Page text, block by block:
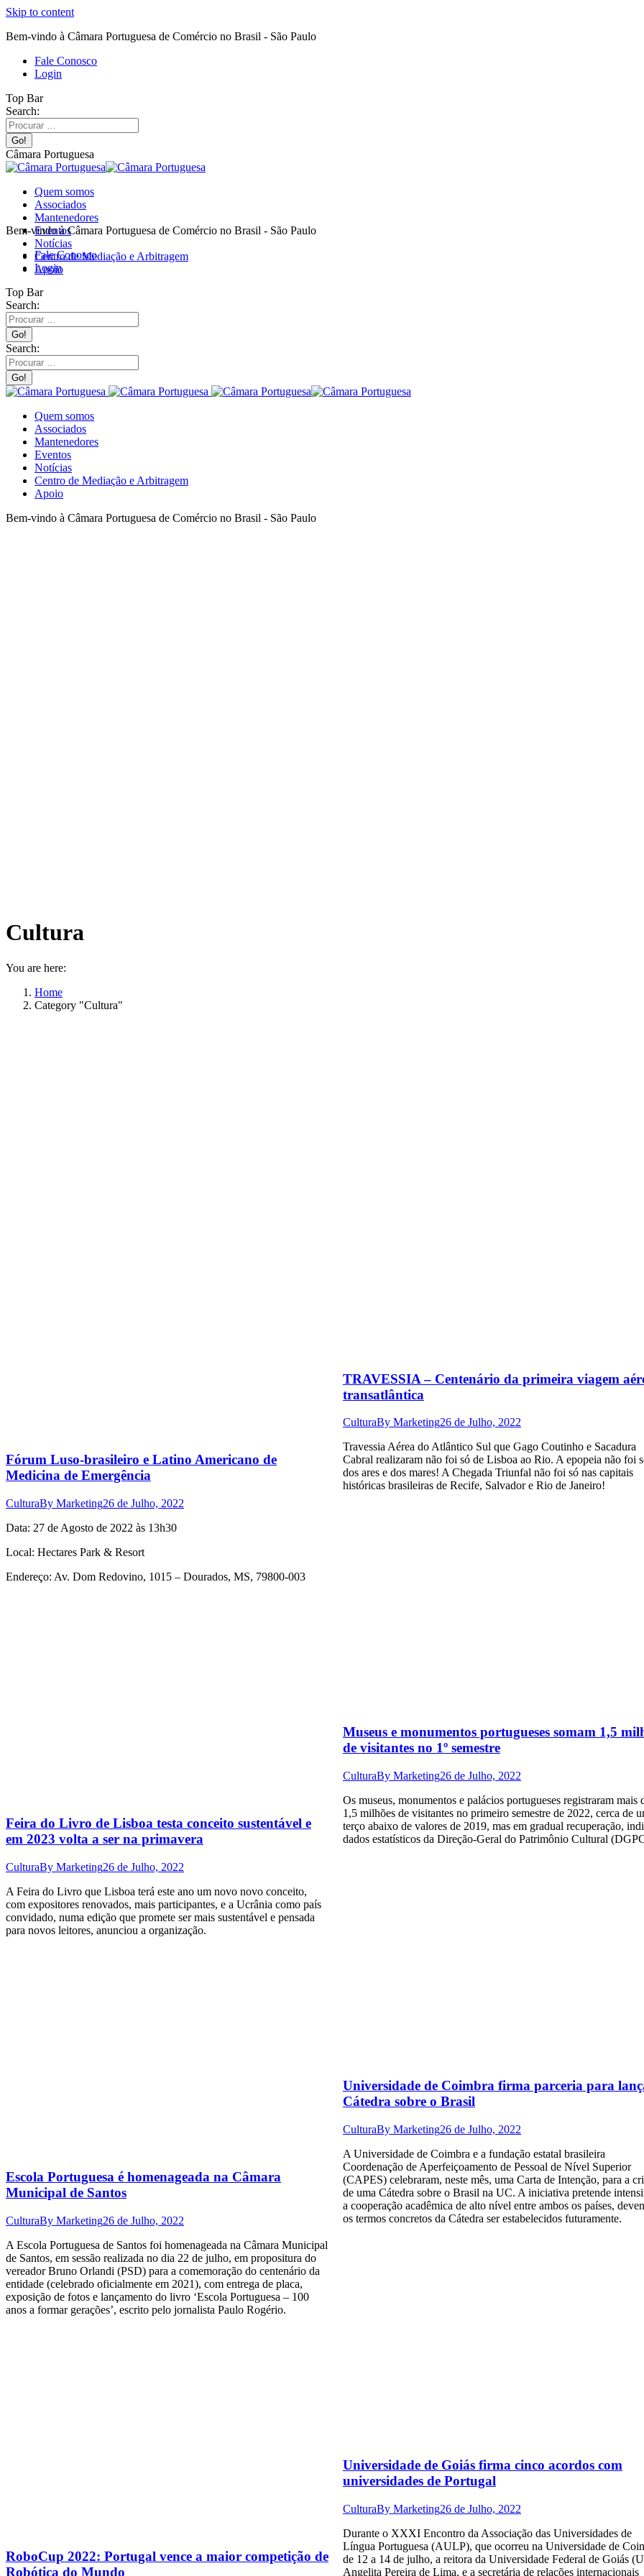
Skip to content
Bem-vindo à Câmara Portuguesa de Comércio no Brasil - São Paulo
Fale Conosco
Login
Top Bar
Search:
Câmara Portuguesa
Quem somos
Associados
Mantenedores
Eventos
Notícias
Centro de Mediação e Arbitragem
Apoio
Bem-vindo à Câmara Portuguesa de Comércio no Brasil - São Paulo
Fale Conosco
Login
Top Bar
Search:
Search:
Quem somos
Associados
Mantenedores
Eventos
Notícias
Centro de Mediação e Arbitragem
Apoio
Bem-vindo à Câmara Portuguesa de Comércio no Brasil - São Paulo
Cultura
You are here:
Home
Category "Cultura"
Fórum Luso-brasileiro e Latino Americano de
Medicina de Emergência
CulturaBy Marketing26 de Julho, 2022
Data: 27 de Agosto de 2022 às 13h30
Local: Hectares Park & Resort
Endereço: Av. Dom Redovino, 1015 – Dourados, MS, 79800-003
TRAVESSIA – Centenário da primeira viagem
transatlântica
CulturaBy Marketing26 de Julho, 2022
Travessia Aérea do Atlântico Sul que Gago Coutinho e Sacadura
Cabral realizaram não foi só de Lisboa ao Rio. A epopeia não foi
dos ares e dos mares! A Chegada Triunfal não foi só nas capitais
históricas brasileiras de Recife, Salvador e Rio de Janeiro!
Museus e monumentos portugueses somam 1,5
de visitantes no 1º semestre
CulturaBy Marketing26 de Julho, 2022
Os museus, monumentos e palácios portugueses registraram mais
1,5 milhões de visitantes no primeiro semestre de 2022, cerca de
terço abaixo de valores de 2019, mas em gradual recuperação,
dados estatísticos da Direção-Geral do Patrimônio Cultural
Feira do Livro de Lisboa testa conceito sustentável e
em 2023 volta a ser na primavera
CulturaBy Marketing26 de Julho, 2022
A Feira do Livro que Lisboa terá este ano um novo novo conceito,
com expositores renovados, mais participantes, e a Ucrânia como país
convidado, numa edição que promete ser mais sustentável e pensada
para novos leitores, anunciou a organização.
Universidade de Coimbra firma parceria para
Cátedra sobre o Brasil
CulturaBy Marketing26 de Julho, 2022
A Universidade de Coimbra e a fundação estatal brasileira
Coordenação de Aperfeiçoamento de Pessoal de Nível Superior
(CAPES) celebraram, neste mês, uma Carta de Intenção, para a
de uma Cátedra sobre o Brasil na UC. A iniciativa pretende
a cooperação acadêmica de alto nível entre ambos os países,
os termos concretos da Cátedra ser estabelecidos futuramente.
Escola Portuguesa é homenageada na Câmara
Municipal de Santos
CulturaBy Marketing26 de Julho, 2022
A Escola Portuguesa de Santos foi homenageada na Câmara Municipal
de Santos, em sessão realizada no dia 22 de julho, em propositura do
vereador Bruno Orlandi (PSD) para a comemoração do centenário da
entidade (celebrado oficialmente em 2021), com entrega de placa,
exposição de fotos e lançamento do livro ‘Escola Portuguesa – 100
anos a formar gerações’, escrito pelo jornalista Paulo Rogério.
Universidade de Goiás firma cinco acordos com
universidades de Portugal
CulturaBy Marketing26 de Julho, 2022
Durante o XXXI Encontro da Associação das Universidades de
Língua Portuguesa (AULP), que ocorreu na Universidade de
de 12 a 14 de julho, a reitora da Universidade Federal de Goiás
Angelita Pereira de Lima, e a secretária de relações internacionais
RoboCup 2022: Portugal vence a maior competição de
Robótica do Mundo